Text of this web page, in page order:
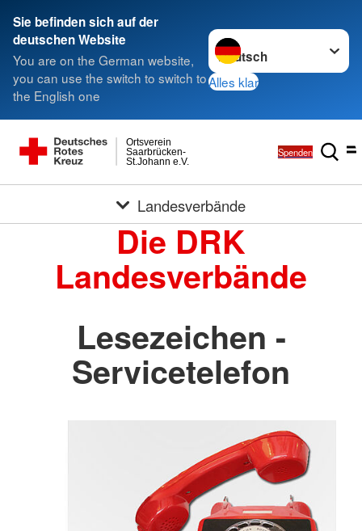
Sie befinden sich auf der
deutschen Website
You are on the German website,
you can use the switch to switch to
the English one
Sprache wechseln zu
Alles klar
St.Johann e.V.
Saarbrücken-
Ortsverein
Spenden
Landesverbände
Die DRK
Landesverbände
Lesezeichen -
Servicetelefon